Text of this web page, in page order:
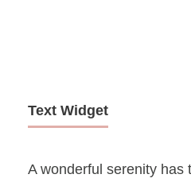
Text Widget
A wonderful serenity has